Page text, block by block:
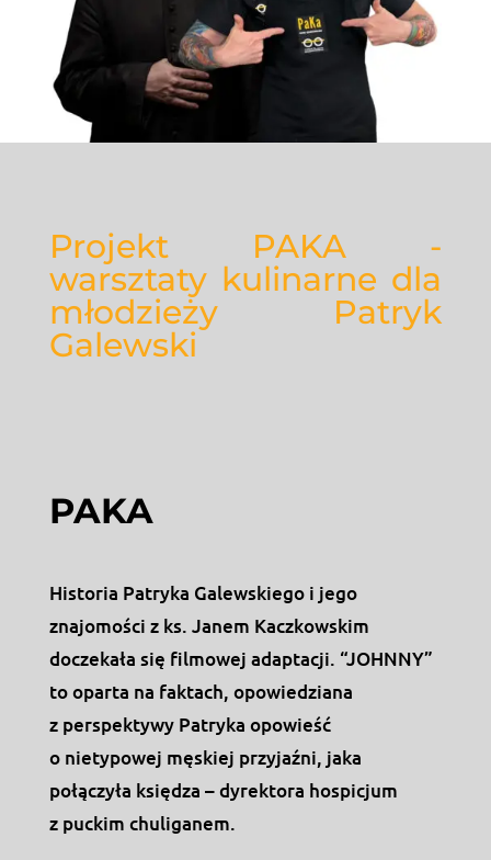
Projekt PAKA -
warsztaty kulinarne dla
młodzieży Patryk
Galewski
PAKA
Historia Patryka Galewskiego i jego
znajomości z ks. Janem Kaczkowskim
doczekała się filmowej adaptacji. “JOHNNY”
to oparta na faktach, opowiedziana
z perspektywy Patryka opowieść
o nietypowej męskiej przyjaźni, jaka
połączyła księdza – dyrektora hospicjum
z puckim chuliganem.